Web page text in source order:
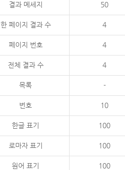
결과 메세지 50
한 페이지 결과 수 4
페이지 번호 4
전체 결과 수 4
목록 -
번호 10
한글 표기 100
로마자 표기 100
원어 표기 100